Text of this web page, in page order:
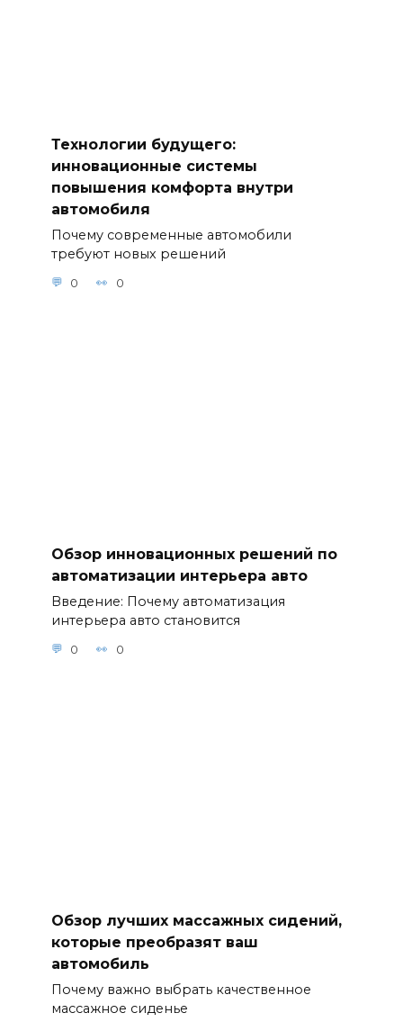
Технологии будущего:
инновационные системы
повышения комфорта внутри
автомобиля
Почему современные автомобили
требуют новых решений
0 0
Обзор инновационных решений по
автоматизации интерьера авто
Введение: Почему автоматизация
интерьера авто становится
0 0
Обзор лучших массажных сидений,
которые преобразят ваш
автомобиль
Почему важно выбрать качественное
массажное сиденье